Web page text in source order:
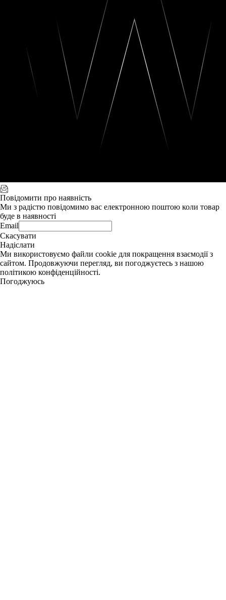
Повідомити про наявність
Ми з радістю повідомимо вас електронною поштою коли товар
буде в наявності
Email
Скасувати
Надіслати
Ми використовуємо файли cookie для покращення взаємодії з
сайтом. Продовжуючи перегляд, ви погоджуєтесь з нашою
політикою конфіденційності.
Погоджуюсь